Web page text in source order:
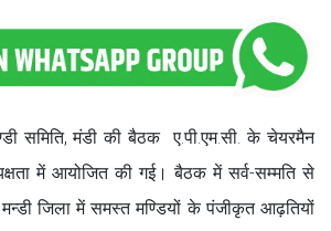
समिति, मंडी की बैठक ए.पी.एम.सी. के चेयरमैन
में आयोजित की गई। बैठक में सर्व-सम्मति से
जिला में समस्त मण्डियों के पंजीकृत आढ़तियों